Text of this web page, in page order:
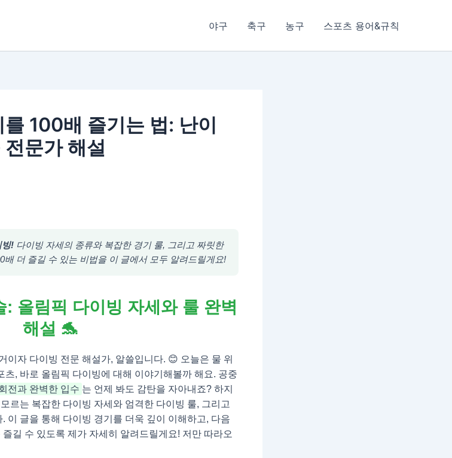
야구 축구 농구 스포츠 용어&규칙
100배 즐기는 법: 난이
문가 해설
빙! 다이빙 자세의 종류와 복잡한 경기 룰, 그리고 짜릿한
배 더 즐길 수 있는 비법을 이 글에서 모두 알려드릴게요!
: 올림픽 다이빙 자세와 룰 완벽
해설 🐬
이자 다이빙 전문 해설가, 알쓸입니다. 😊 오늘은 물 위
츠, 바로 올림픽 다이빙에 대해 이야기해볼까 해요. 공중
전과 완벽한 입수 는 언제 봐도 감탄을 자아내죠? 하지
르는 복잡한 다이빙 자세와 엄격한 다이빙 룰, 그리고
이 글을 통해 다이빙 경기를 더욱 깊이 이해하고, 다음
길 수 있도록 제가 자세히 알려드릴게요! 저만 따라오